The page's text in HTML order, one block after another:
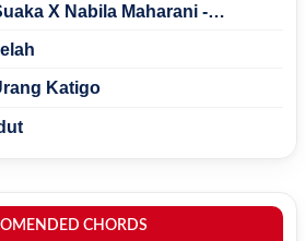
X Nabila Maharani -
Katigo
CHORDS